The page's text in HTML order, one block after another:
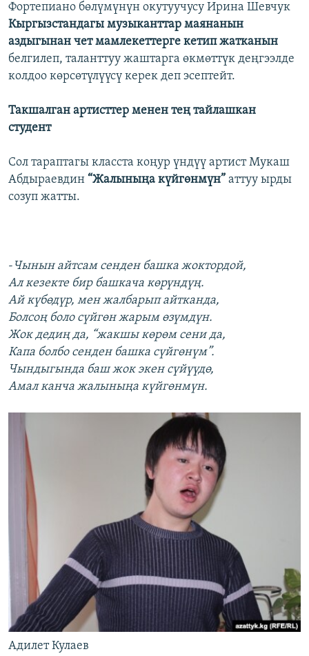
Фортепиано бөлүмүнүн окутуучусу Ирина Шевчук
Кыргызстандагы музыканттар маянанын
аздыгынан чет мамлекеттерге кетип жатканын
белгилеп, таланттуу жаштарга өкмөттүк деңгээлде
колдоо көрсөтүлүүсү керек деп эсептейт.
Такшалган артисттер менен тең тайлашкан
студент
Сол тараптагы класста коңур үндүү артист Мукаш
Абдыраевдин “Жалыныңа күйгөнмүн” аттуу ырды
созуп жатты.
- Чынын айтсам сенден башка жоктордой,
Ал кезекте бир башкача көрүндүң.
Ай күбөдүр, мен жалбарып айтканда,
Болсоң боло сүйгөн жарым өзүмдүн.
Жок дедиң да, “жакшы көрөм сени да,
Капа болбо сенден башка сүйгөнүм”.
Чындыгында баш жок экен сүйүүдө,
Амал канча жалыныңа күйгөнмүн.
Адилет Кулаев